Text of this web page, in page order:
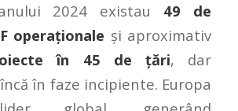
2024 existau 49 de
operaționale și aproximativ
în 45 de țări, dar
în faze incipiente. Europa